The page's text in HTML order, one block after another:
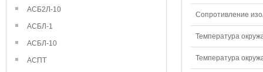
АСБ2Л-10
АСБЛ-1
АСБЛ-10
АСПТ
Сопротивление
Температура
Температура